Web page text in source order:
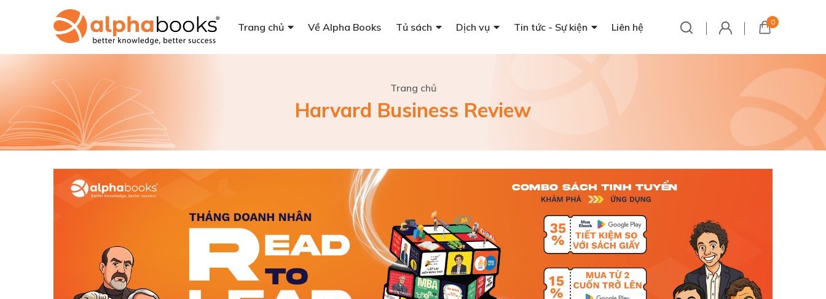
Trang chủ Về Alpha Books Tủ sách Dịch vụ Tin tức - Sự kiện Liên hệ 0
Trang chủ
Harvard Business Review